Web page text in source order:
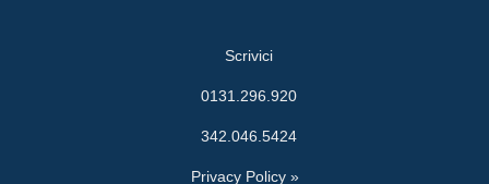
Scrivici
0131.296.920
342.046.5424
Privacy Policy »